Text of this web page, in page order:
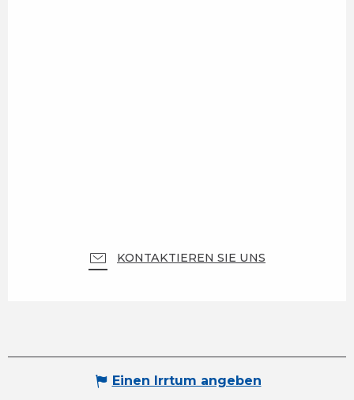
KONTAKTIEREN SIE UNS
Einen Irrtum angeben